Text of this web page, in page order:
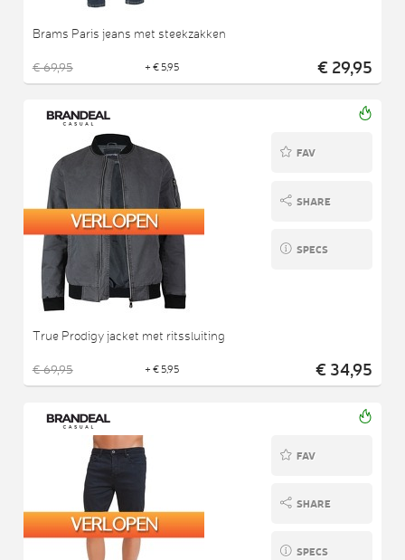
Brams Paris jeans met steekzakken
€ 69,95 + € 5,95 € 29,95
FAV
SHARE
SPECS
True Prodigy jacket met ritssluiting
€ 69,95 + € 5,95 € 34,95
FAV
SHARE
SPECS